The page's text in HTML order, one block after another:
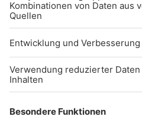
(089) 38 38 38 38
info@radiogong.de
Impressum